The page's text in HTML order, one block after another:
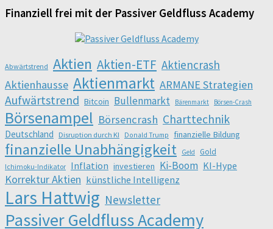
Finanziell frei mit der Passiver Geldfluss Academy
Abwärtstrend Aktien Aktien-ETF Aktiencrash
Aktienhausse Aktienmarkt ARMANE Strategien
Aufwärtstrend Bitcoin Bullenmarkt Bärenmarkt Börsen-Crash
Börsenampel Börsencrash Charttechnik
Deutschland Disruption durch KI Donald Trump finanzielle Bildung
finanzielle Unabhängigkeit Geld Gold
Ichimoku-Indikator Inflation investieren Ki-Boom KI-Hype
Korrektur Aktien künstliche Intelligenz
Lars Hattwig Newsletter
Passiver Geldfluss Academy